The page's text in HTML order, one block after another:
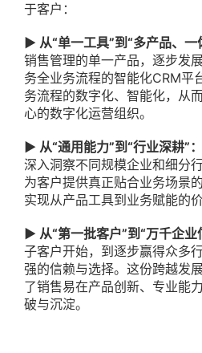
于客户 ：
▶ 从“单一工具”到“多产品、一
销售管理的单一产品，逐步发
务全业务流程的智能化CRM平
务流程的数字化、智能化，从
心的数字化运营组织。
▶ 从“通用能力”到“行业深耕”：
深入洞察不同规模企业和细分
为客户提供真正贴合业务场景
实现从产品工具到业务赋能的价
▶ 从“第一批客户”到“万千企业
子客户开始，到逐步赢得众多
强的信赖与选择。这份跨越发
了销售易在产品创新、专业能
破与沉淀。